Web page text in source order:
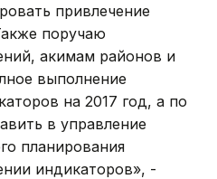
привлечение
поручаю
акимам районов и
выполнение
на 2017 год, а по
в управление
планирования
индикаторов», -